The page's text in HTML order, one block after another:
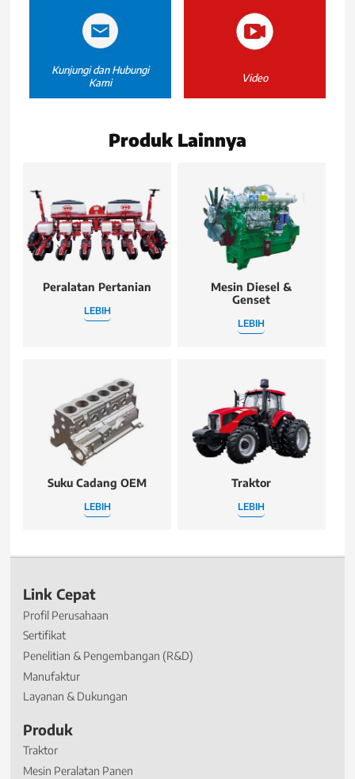
Kunjungi dan Hubungi
Kami
Video
Produk Lainnya
Peralatan Pertanian
LEBIH
Mesin Diesel &
Genset
LEBIH
Suku Cadang OEM
LEBIH
Traktor
LEBIH
Link Cepat
Profil Perusahaan
Sertifikat
Penelitian & Pengembangan (R&D)
Manufaktur
Layanan & Dukungan
Produk
Traktor
Mesin Peralatan Panen